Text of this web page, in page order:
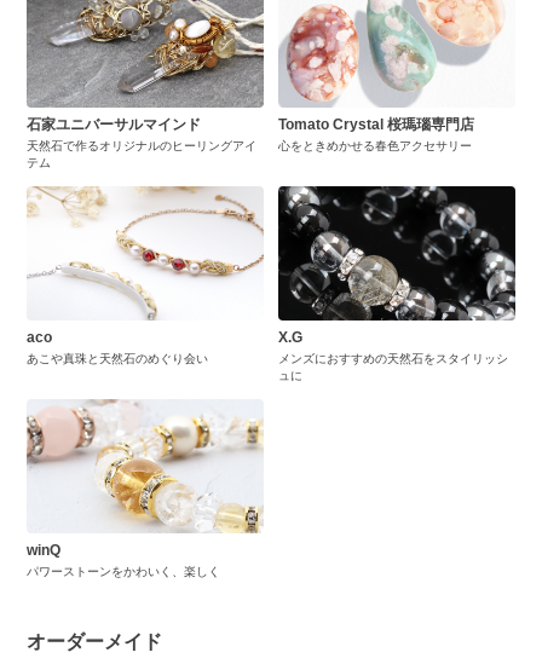
石家ユニバーサルマインド
天然石で作るオリジナルのヒーリングアイ
テム
Tomato Crystal 桜瑪瑙専門店
心をときめかせる春色アクセサリー
aco
あこや真珠と天然石のめぐり会い
X.G
メンズにおすすめの天然石をスタイリッシ
ュに
winQ
パワーストーンをかわいく、楽しく
オーダーメイド